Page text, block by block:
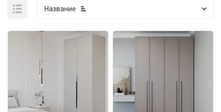
Название